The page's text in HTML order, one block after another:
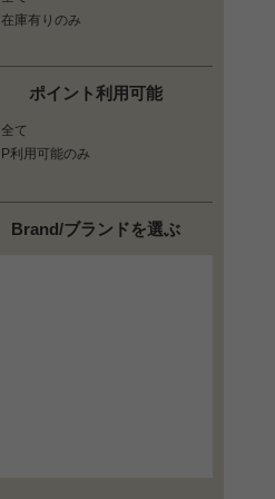
在庫有りのみ
ポイント利用可能
全て
P利用可能のみ
Brand/ブランドを選ぶ